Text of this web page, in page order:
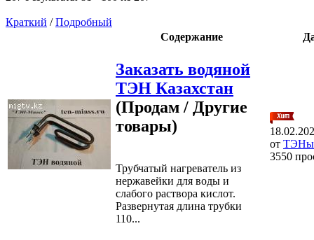
Краткий /Подробный
Содержание
Заказать водяной
ТЭН Казахстан
(Продам / Другие
товары)
Трубчатый нагреватель из
нержавейки для воды и
слабого раствора кислот.
Развернутая длина трубки
110...
от ТЭНы
3550